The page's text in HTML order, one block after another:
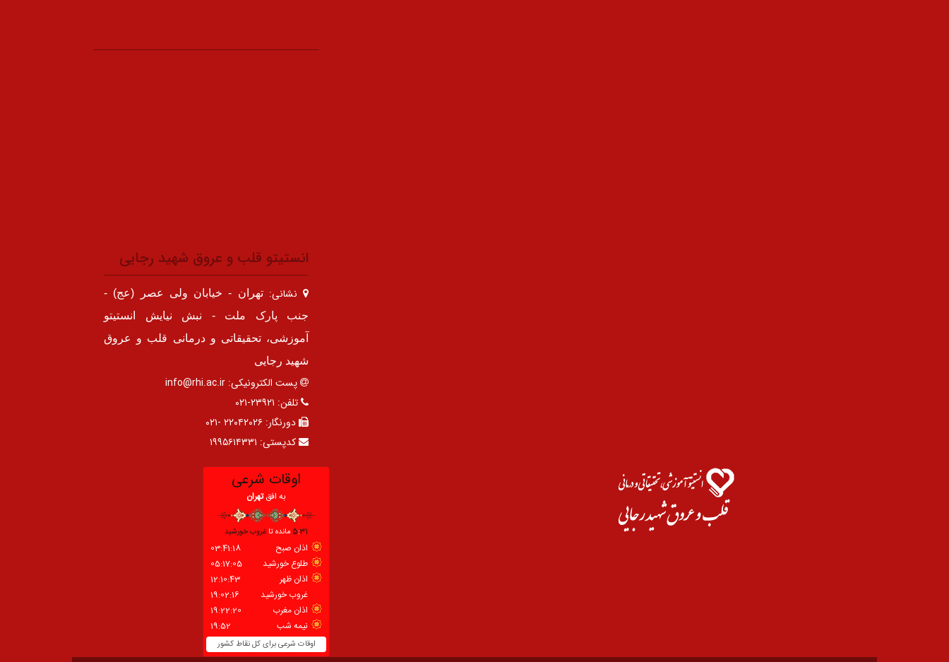
انستیتو قلب و عروق شهید رجایی
نشانی:تهران - خیابان ولی عصر (عج) -
جنب پارک ملت - نبش نیایش انستیتو
آموزشی، تحقیقاتی و درمانی قلب و عروق
شهید رجایی
پست الکترونیکی: info@rhi.ac.ir
تلفن: ۲۳۹۲۱-۰۲۱
دورنگار: ۲۲۰۴۲۰۲۶ -۰۲۱
کدپستی: ۱۹۹۵۶۱۴۳۳۱